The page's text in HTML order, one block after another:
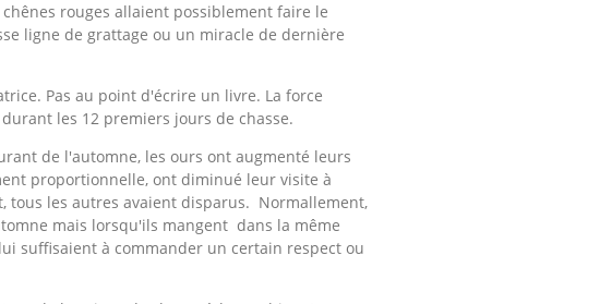
rouges allaient possiblement faire le
ligne de grattage ou un miracle de dernière
Pas au point d'écrire un livre. La force
les 12 premiers jours de chasse.
de l'automne, les ours ont augmenté leurs
proportionnelle, ont diminué leur visite à
tous les autres avaient disparus. Normallement,
mais lorsqu'ils mangent dans la même
suffisaient à commander un certain respect ou